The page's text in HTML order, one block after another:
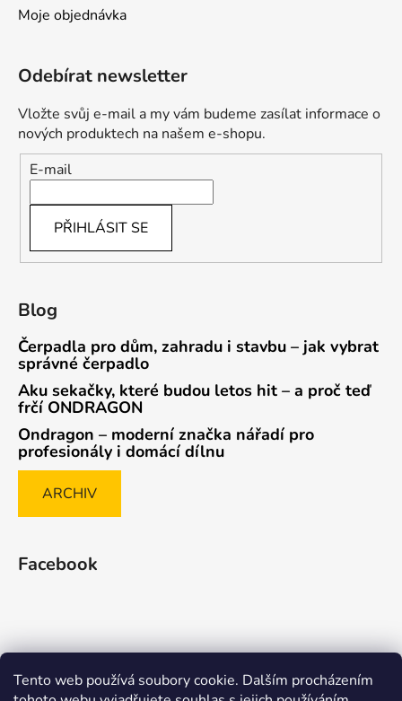
Tento web používá soubory cookie. Dalším procházením
Moje objednávka
Odebírat newsletter
Vložte svůj e-mail a my vám budeme zasílat informace o
nových produktech na našem e-shopu.
E-mail
PŘIHLÁSIT SE
Blog
Čerpadla pro dům, zahradu i stavbu – jak vybrat
správné čerpadlo
Aku sekačky, které budou letos hit – a proč teď
frčí ONDRAGON
Ondragon – moderní značka nářadí pro
profesionály i domácí dílnu
ARCHIV
Facebook
Způsob ověřování recenzí